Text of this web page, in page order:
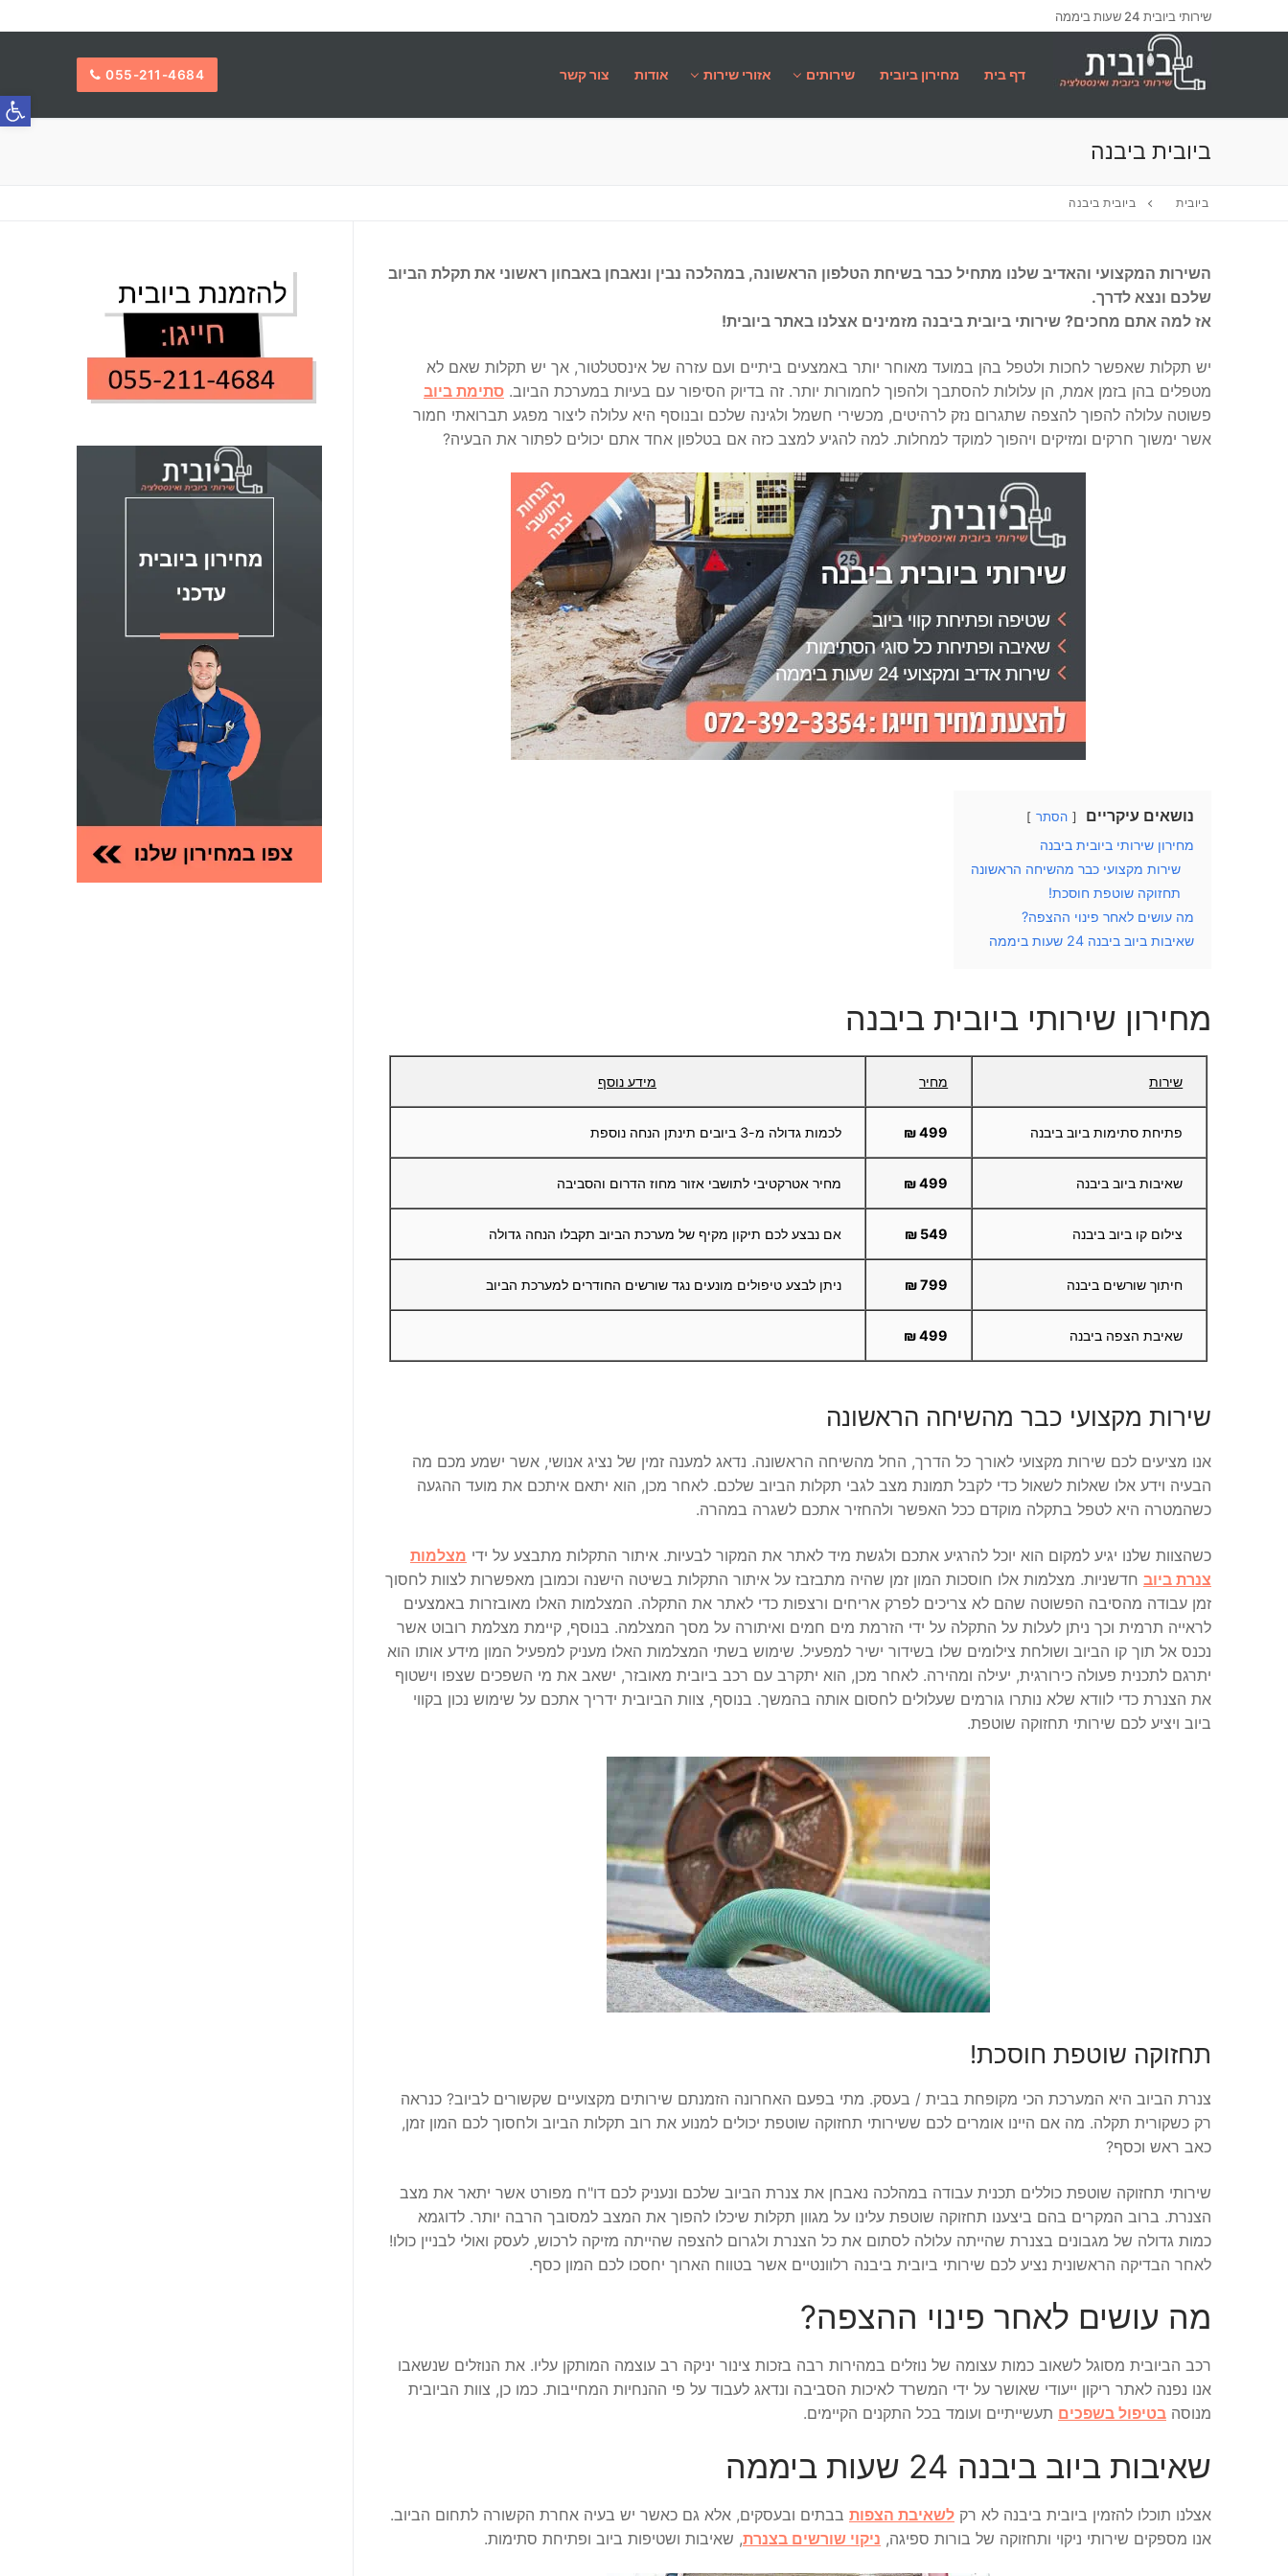
לתוכן
שירותי ביובית 24 שעות ביממה
דף בית מחירון ביובית שירותים אזורי שירות אודות צור קשר 055-211-4684
ביובית ביבנה
ביובית ביובית ביבנה
השירות המקצועי והאדיב שלנו מתחיל כבר בשיחת הטלפון הראשונה, במהלכה נבין ונאבחן באבחון ראשוני את תקלת הביוב
שלכם ונצא לדרך.
אז למה אתם מחכים? שירותי ביובית ביבנה מזמינים אצלנו באתר ביובית!
יש תקלות שאפשר לחכות ולטפל בהן במועד מאוחר יותר באמצעים ביתיים ועם עזרה של אינסטלטור, אך יש תקלות שאם לא
מטפלים בהן בזמן אמת, הן עלולות להסתבך ולהפוך לחמורות יותר. זה בדיוק הסיפור עם בעיות במערכת הביוב. סתימת ביוב
פשוטה עלולה להפוך להצפה שתגרום נזק לרהיטים, מכשירי חשמל ולגינה שלכם ובנוסף היא עלולה ליצור מפגע תברואתי חמור
אשר ימשוך חרקים ומזיקים ויהפוך למוקד למחלות. למה להגיע למצב כזה אם בטלפון אחד אתם יכולים לפתור את הבעיה?
נושאים עיקריים הסתר
מחירון שירותי ביובית ביבנה
שירות מקצועי כבר מהשיחה הראשונה
תחזוקה שוטפת חוסכת!
מה עושים לאחר פינוי ההצפה?
שאיבות ביוב ביבנה 24 שעות ביממה
מחירון שירותי ביובית ביבנה
שירות מחיר מידע נוסף
פתיחת סתימות ביוב ביבנה 499 ₪ לכמות גדולה מ-3 ביובים תינתן הנחה נוספת
שאיבות ביוב ביבנה 499 ₪ מחיר אטרקטיבי לתושבי אזור מחוז הדרום והסביבה
צילום קו ביוב ביבנה 549 ₪ אם נבצע לכם תיקון מקיף של מערכת הביוב תקבלו הנחה גדולה
חיתוך שורשים ביבנה 799 ₪ ניתן לבצע טיפולים מונעים נגד שורשים החודרים למערכת הביוב
שאיבת הצפה ביבנה 499 ₪
שירות מקצועי כבר מהשיחה הראשונה
אנו מציעים לכם שירות מקצועי לאורך כל הדרך, החל מהשיחה הראשונה. נדאג למענה זמין של נציג אנושי, אשר ישמע מכם מה
הבעיה וידע אלו שאלות לשאול כדי לקבל תמונת מצב לגבי תקלות הביוב שלכם. לאחר מכן, הוא יתאם איתכם את מועד ההגעה
כשהמטרה היא לטפל בתקלה מוקדם ככל האפשר ולהחזיר אתכם לשגרה במהרה.
כשהצוות שלנו יגיע למקום הוא יוכל להרגיע אתכם ולגשת מיד לאתר את המקור לבעיות. איתור התקלות מתבצע על ידי מצלמות
צנרת ביוב חדשניות. מצלמות אלו חוסכות המון זמן שהיה מתבזבז על איתור התקלות בשיטה הישנה וכמובן מאפשרות לצוות לחסוך
זמן עבודה מהסיבה הפשוטה שהם לא צריכים לפרק אריחים ורצפות כדי לאתר את התקלה. המצלמות האלו מאובזרות באמצעים
לראייה תרמית וכך ניתן לעלות על התקלה על ידי הזרמת מים חמים ואיתורה על מסך המצלמה. בנוסף, קיימת מצלמת רובוט אשר
נכנס אל תוך קו הביוב ושולחת צילומים שלו בשידור ישיר למפעיל. שימוש בשתי המצלמות האלו מעניק למפעיל המון מידע אותו הוא
יתרגם לתכנית פעולה כירורגית, יעילה ומהירה. לאחר מכן, הוא יתקרב עם רכב ביובית מאובזר, ישאב את מי השפכים שצפו וישטוף
את הצנרת כדי לוודא שלא נותרו גורמים שעלולים לחסום אותה בהמשך. בנוסף, צוות הביובית ידריך אתכם על שימוש נכון בקווי
ביוב ויציע לכם שירותי תחזוקה שוטפת.
תחזוקה שוטפת חוסכת!
צנרת הביוב היא המערכת הכי מקופחת בבית / בעסק. מתי בפעם האחרונה הזמנתם שירותים מקצועיים שקשורים לביוב? כנראה
רק כשקורית תקלה. מה אם היינו אומרים לכם ששירותי תחזוקה שוטפת יכולים למנוע את רוב תקלות הביוב ולחסוך לכם המון זמן,
כאב ראש וכסף?
שירותי תחזוקה שוטפת כוללים תכנית עבודה במהלכה נאבחן את צנרת הביוב שלכם ונעניק לכם דו"ח מפורט אשר יתאר את מצב
הצנרת. ברוב המקרים בהם ביצענו תחזוקה שוטפת עלינו על מגוון תקלות שיכלו להפוך את המצב למסובך הרבה יותר. לדוגמא
כמות גדולה של מגבונים בצנרת שהייתה עלולה לסתום את כל הצנרת ולגרום להצפה שהייתה מזיקה לרכוש, לעסק ואולי לבניין כולו!
לאחר הבדיקה הראשונית נציע לכם שירותי ביובית ביבנה רלוונטיים אשר בטווח הארוך יחסכו לכם המון כסף.
מה עושים לאחר פינוי ההצפה?
רכב הביובית מסוגל לשאוב כמות עצומה של נוזלים במהירות רבה בזכות צינור יניקה רב עוצמה המותקן עליו. את הנוזלים שנשאבו
אנו נפנה לאתר ריקון ייעודי שאושר על ידי המשרד לאיכות הסביבה ונדאג לעבוד על פי ההנחיות המחייבות. כמו כן, צוות הביובית
מנוסה בטיפול בשפכים תעשייתיים ועומד בכל התקנים הקיימים.
שאיבות ביוב ביבנה 24 שעות ביממה
אצלנו תוכלו להזמין ביובית ביבנה לא רק לשאיבת הצפות בבתים ובעסקים, אלא גם כאשר יש בעיה אחרת הקשורה לתחום הביוב.
אנו מספקים שירותי ניקוי ותחזוקה של בורות ספיגה, ניקוי שורשים בצנרת, שאיבות ושטיפות ביוב ופתיחת סתימות.
פתח